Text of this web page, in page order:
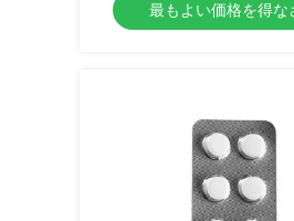
最もよい価格を得な